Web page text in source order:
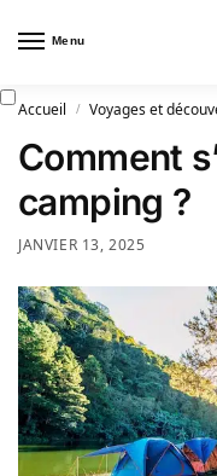
Menu
Accueil / Voyages et
Comment
camping ?
JANVIER 13, 2025